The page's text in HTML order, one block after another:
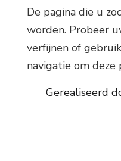
De pagina die u
worden. Probeer
verfijnen of
navigatie om deze
Gerealiseerd